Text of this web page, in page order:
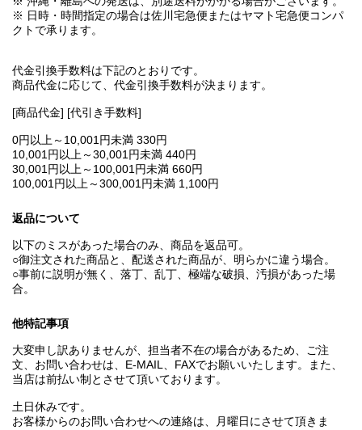
※ 日時・時間指定の場合は佐川宅急便またはヤマト宅急便コンパ
クトで承ります。
代金引換手数料は下記のとおりです。
商品代金に応じて、代金引換手数料が決まります。
[商品代金] [代引き手数料]
0円以上～10,001円未満 330円
10,001円以上～30,001円未満 440円
30,001円以上～100,001円未満 660円
100,001円以上～300,001円未満 1,100円
返品について
以下のミスがあった場合のみ、商品を返品可。
○御注文された商品と、配送された商品が、明らかに違う場合。
○事前に説明が無く、落丁、乱丁、極端な破損、汚損があった場
合。
他特記事項
大変申し訳ありませんが、担当者不在の場合があるため、ご注
文、お問い合わせは、E‐MAIL、FAXでお願いいたします。また、
当店は前払い制とさせて頂いております。
土日休みです。
お客様からのお問い合わせへの連絡は、月曜日にさせて頂きま